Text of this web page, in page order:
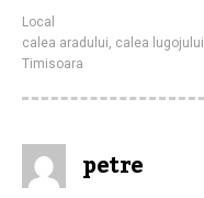
Local
calea aradului, calea lugojului
Timisoara
petre